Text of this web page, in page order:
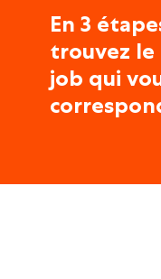
En 3
trouvez le
job qui